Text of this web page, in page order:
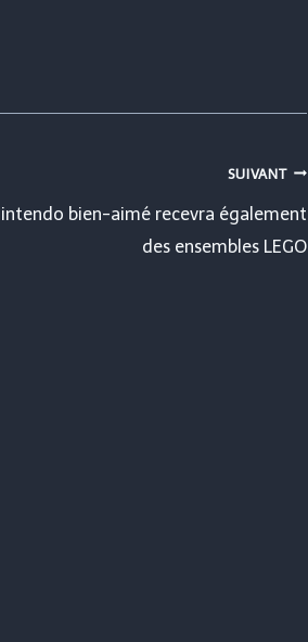
SUIVANT
bien-aimé recevra également
des ensembles LEGO